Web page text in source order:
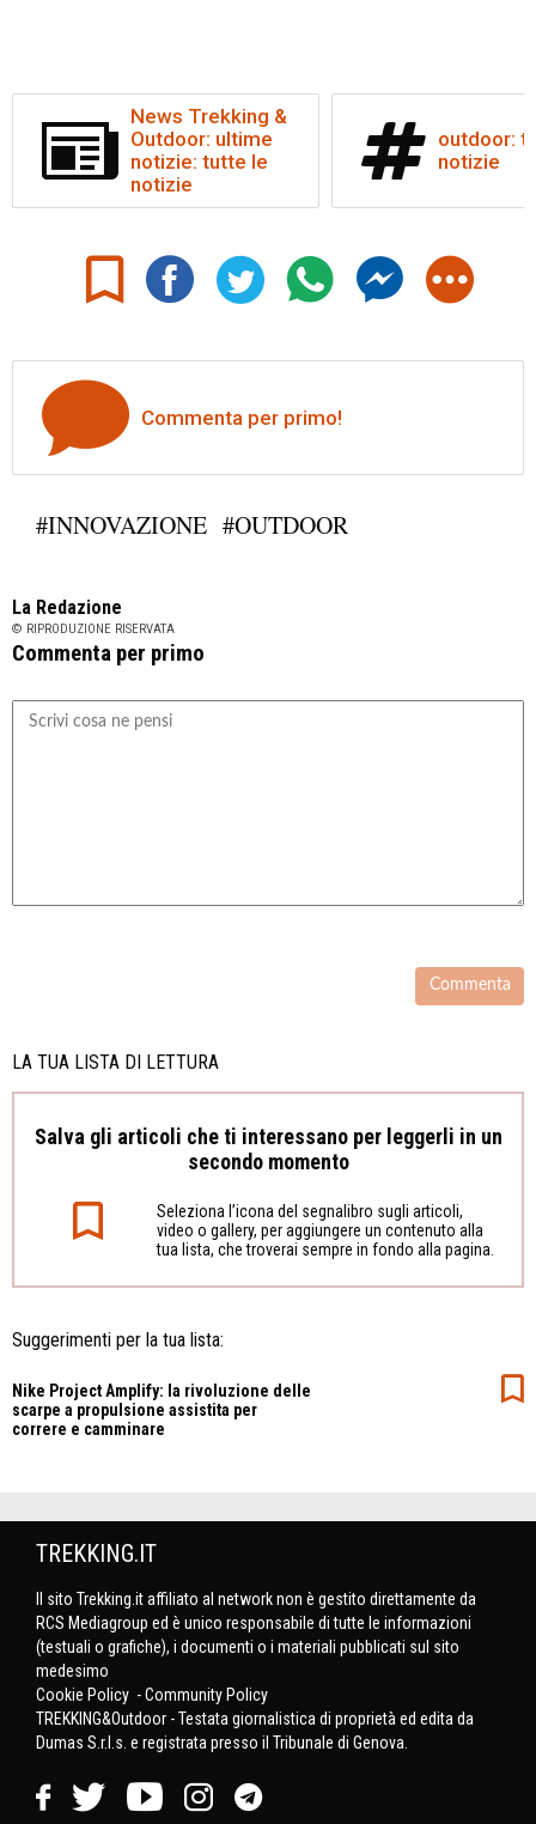
News Trekking &
Outdoor: ultime
notizie: tutte le
notizie
outdoor:
notizie
Commenta per primo!
#INNOVAZIONE #OUTDOOR
La Redazione
© RIPRODUZIONE RISERVATA
Commenta per primo
LA TUA LISTA DI LETTURA
Salva gli articoli che ti interessano per leggerli in un
secondo momento
Seleziona l’icona del segnalibro sugli articoli,
video o gallery, per aggiungere un contenuto alla
tua lista, che troverai sempre in fondo alla pagina.
Suggerimenti per la tua lista:
Nike Project Amplify: la rivoluzione delle
scarpe a propulsione assistita per
correre e camminare
TREKKING.IT
Il sito Trekking.it affiliato al network non è gestito direttamente da
RCS Mediagroup ed è unico responsabile di tutte le informazioni
(testuali o grafiche), i documenti o i materiali pubblicati sul sito
medesimo
Cookie Policy -Community Policy
TREKKING&Outdoor - Testata giornalistica di proprietà ed edita da
Dumas S.r.l.s. e registrata presso il Tribunale di Genova.